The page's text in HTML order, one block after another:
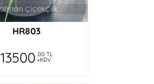
HR803
13500 ,00 TL
+KDV